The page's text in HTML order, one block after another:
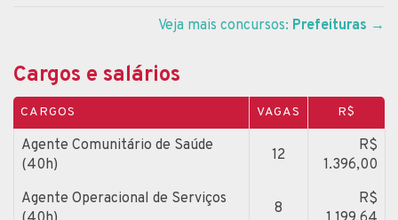
Veja mais concursos: Prefeituras →
Cargos e salários
CARGOS VAGAS R$
Agente Comunitário de Saúde
(40h)
12
R$
1.396,00
Agente Operacional de Serviços
8
R$